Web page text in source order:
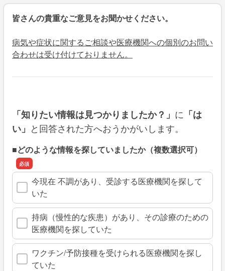
皆さんの貴重なご意見をお聞かせください。
病気や症状に関するご相談や医療機関への個別のお問い
合わせは受け付けておりません。
「知りたい情報は見つかりましたか？」 に 「は
い」 と回答された方へおうかがいします。
■どのような情報を探していましたか（複数選択可）
今現在 不調があり、受診する医療機関を探して
いた
持病（慢性的な疾患）があり、その診療のための
医療機関を探していた
ワクチン/予防接種を受けられる医療機関を探し
ていた